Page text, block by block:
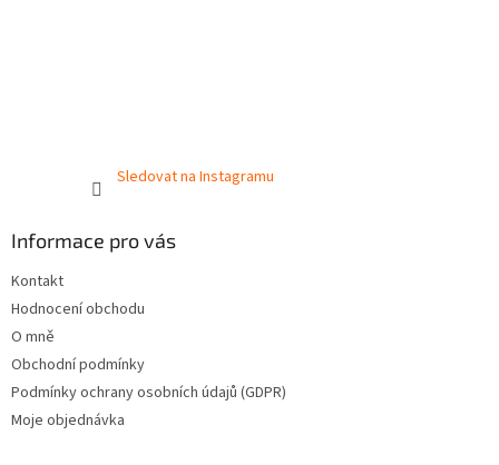
Sledovat na Instagramu
Informace pro vás
Kontakt
Hodnocení obchodu
O mně
Obchodní podmínky
Podmínky ochrany osobních údajů (GDPR)
Moje objednávka